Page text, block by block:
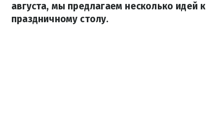
августа, мы предлагаем несколько идей к
праздничному столу.